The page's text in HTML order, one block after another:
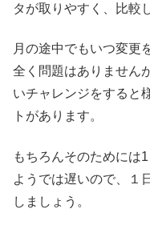
タが取りやすく、比較
月の途中でもいつ変更
全く問題はありません
いチャレンジをすると
トがあります。
もちろんそのためには
ようでは遅いので、１
しましょう。